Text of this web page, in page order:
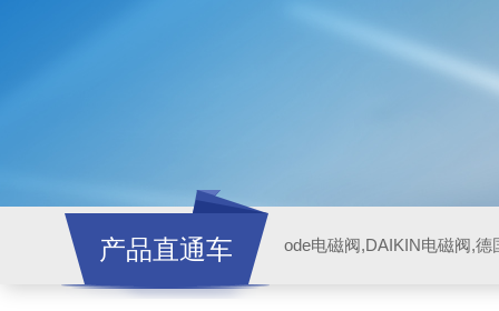
产品直通车 ode电磁阀,DAIKIN电磁阀,